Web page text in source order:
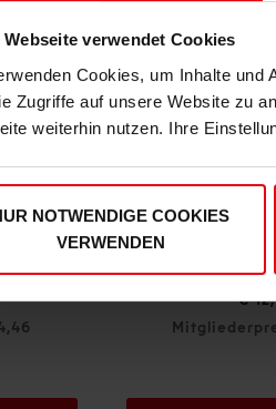
Webseite verwendet Cookies
Cookies, um Inhalte und
Zugriffe auf unsere Website zu
weiterhin nutzen. Ihre
NOTWENDIGE COOKIES
VERWENDEN
Magnet 3er-Set "Trikot" 26-27
€ 12,95
Mitgliederpreis: € 11,66